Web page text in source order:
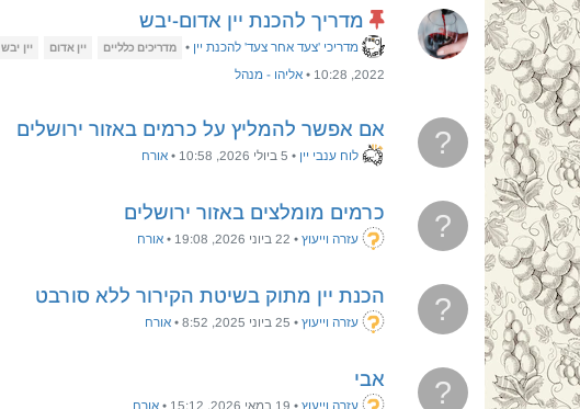
מדריך להכנת יין אדום-יבש
מדריכי 'צעד אחר צעד' להכנת יין • מדריכים כלליים יין אדום יין יבש
2022, 10:28
• אליהו - מנהל
? אם אפשר להמליץ על כרמים באזור ירושלים
לוח ענבי יין • 5 ביולי 2026, 10:58 •אורח
? כרמים מומלצים באזור ירושלים
עזרה וייעוץ • 22 ביוני 2026, 19:08 •אורח
? הכנת יין מתוק בשיטת הקירור ללא סורבט
עזרה וייעוץ • 25 ביוני 2025, 8:52 •אורח
? אבי
עזרה וייעוץ • 19 במאי 2026, 15:12 •אורח